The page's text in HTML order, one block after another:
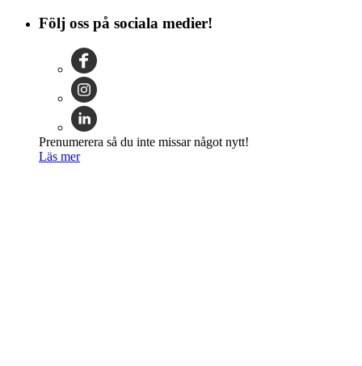
Följ oss på sociala medier!
Prenumerera så du inte missar något nytt!
Läs mer